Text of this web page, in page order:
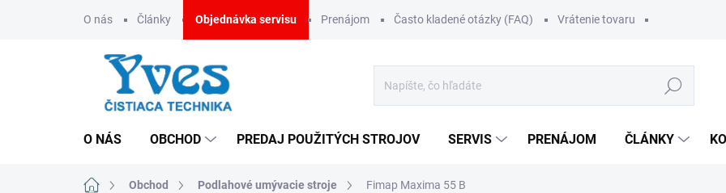
O nás Články Objednávka servisu Prenájom Často kladené otázky (FAQ) Vrátenie tovaru
Hľadať
O NÁS OBCHOD PREDAJ POUŽITÝCH STROJOV SERVIS PRENÁJOM ČLÁNKY
DomovObchod Podlahové umývacie stroje Fimap Maxima 55 B